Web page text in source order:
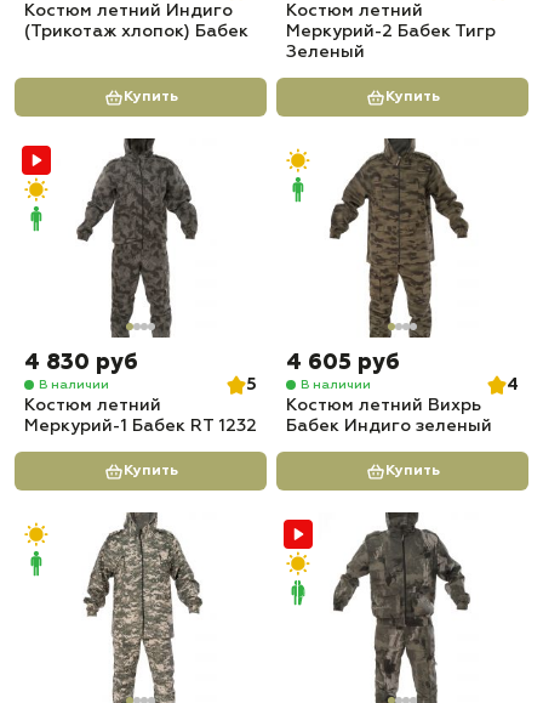
Костюм летний Индиго
(Трикотаж хлопок) Бабек
Купить
Костюм летний
Меркурий-2 Бабек Тигр
Зеленый
Купить
4 830 руб
В наличии
5
Костюм летний
Меркурий-1 Бабек RT 1232
Купить
4 605 руб
В наличии
4
Костюм летний Вихрь
Бабек Индиго зеленый
Купить